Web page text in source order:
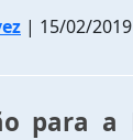
| 15/02/
para a